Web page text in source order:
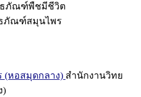
ภัณฑ์พืชมีชีวิต
ภัณฑ์สมุนไพร
(หอสมุดกลาง) สำนักงานวิทย
)